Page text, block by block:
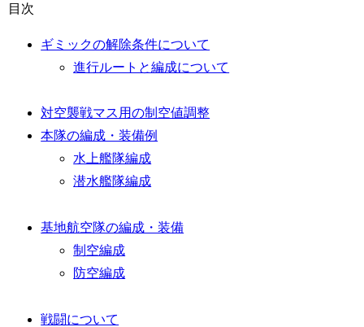
目次
ギミックの解除条件について
進行ルートと編成について
対空襲戦マス用の制空値調整
本隊の編成・装備例
水上艦隊編成
潜水艦隊編成
基地航空隊の編成・装備
制空編成
防空編成
戦闘について